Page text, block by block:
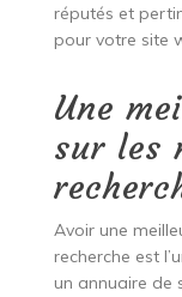
réputés et
pour votre site
Une
sur les
Avoir une
recherche est
un annuaire de